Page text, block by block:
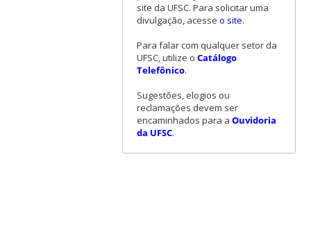
site da UFSC. Para solicitar uma
divulgação, acesse o site.
Para falar com qualquer setor da
UFSC, utilize o Catálogo
Telefônico.
Sugestões, elogios ou
reclamações devem ser
encaminhados para a Ouvidoria
da UFSC.